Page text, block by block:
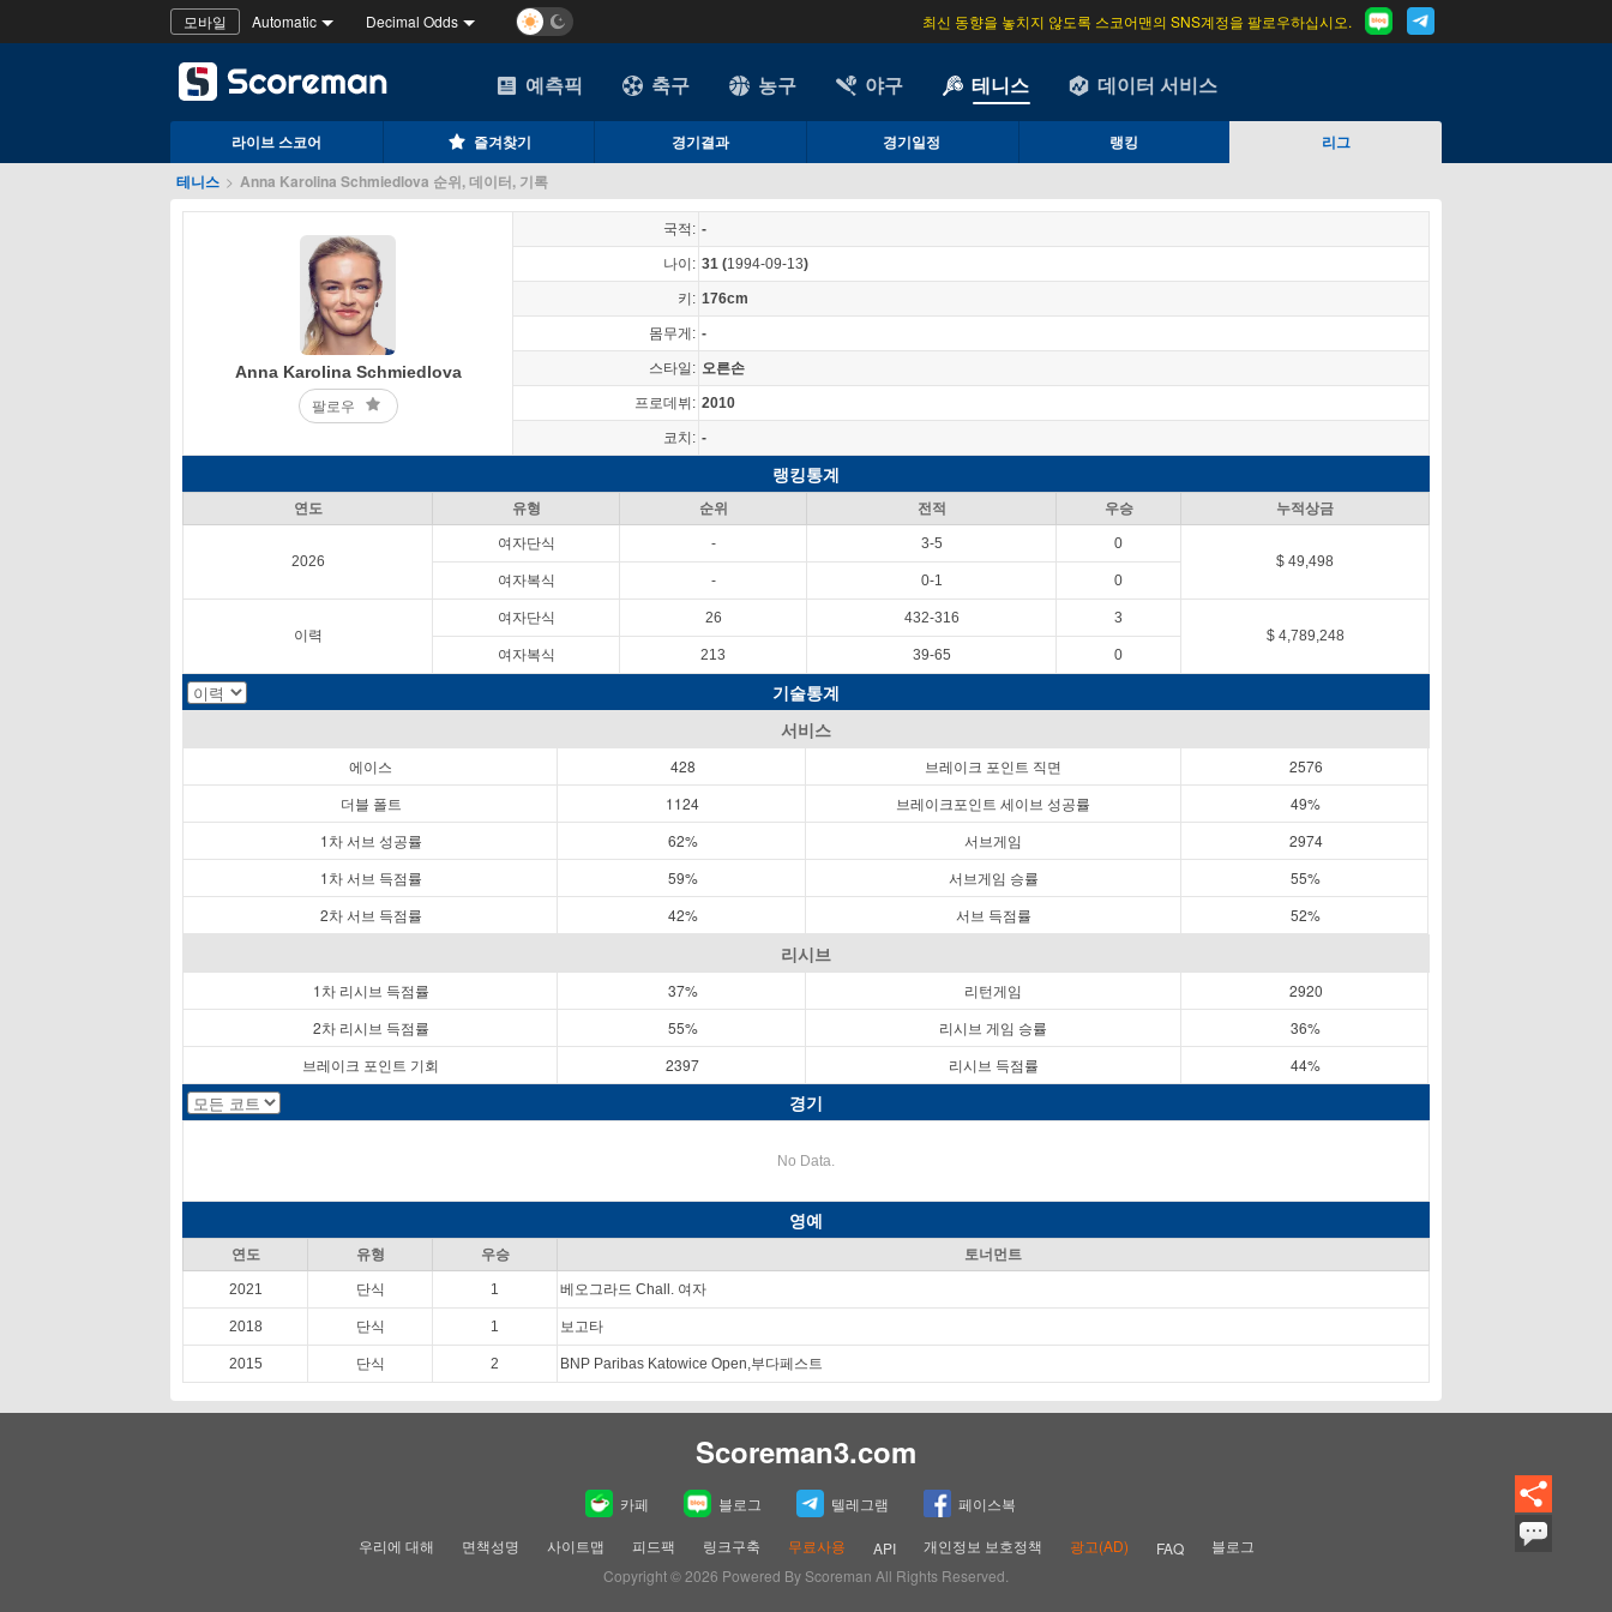
모바일 Automatic Decimal Odds 최신 동향을 놓치지 않도록 스코어맨의 SNS계정을 팔로우하십시오.
예측픽 축구 농구 야구 테니스 데이터 서비스
라이브 스코어 즐겨찾기 경기결과 경기일정 랭킹
리그
테니스 > Anna Karolina Schmiedlova 순위, 데이터, 기록
Anna Karolina Schmiedlova
팔로우
국적: -
나이: 31 (1994-09-13)
키: 176cm
몸무게: -
스타일: 오른손
프로데뷔: 2010
코치: -
랭킹통계
연도 유형 순위 전적 우승 누적상금
2026
여자단식 - 3-5
0
$ 49,498
여자복식
- 0-1 0
이력
여자단식 26 432-316
3
$ 4,789,248
여자복식
213 39-65 0
기술통계
서비스
에이스 428 브레이크 포인트 직면
2576
더블 폴트
1124 브레이크포인트 세이브 성공률
49%
1차 서브 성공률
62% 서브게임
2974
1차 서브 득점률
59% 서브게임 승률
55%
2차 서브 득점률
42% 서브 득점률 52%
리시브
1차 리시브 득점률 37% 리턴게임
2920
2차 리시브 득점률
55% 리시브 게임 승률
36%
브레이크 포인트 기회
2397 리시브 득점률 44%
경기
No Data.
영예
연도 유형 우승 토너먼트
2021 단식 1 베오그라드 Chall. 여자
2018 단식 1 보고타
2015 단식 2 BNP Paribas Katowice Open,부다페스트
Scoreman3.com
카페 블로그 텔레그램 페이스복
우리에 대해 면책성명 사이트맵 피드팩 링크구축 무료사용 API 개인정보 보호정책 광고(AD) FAQ
블로그
Copyright © 2026 Powered By Scoreman All Rights Reserved.